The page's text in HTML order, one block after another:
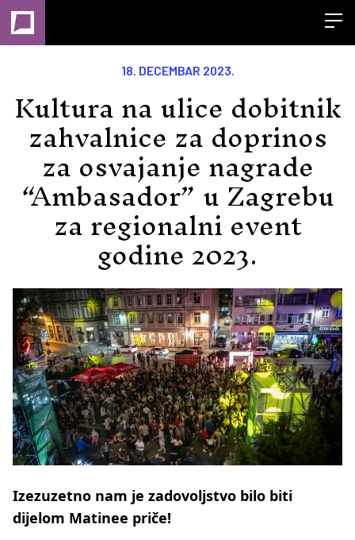
18. DECEMBAR 2023.
Kultura na ulice dobitnik
zahvalnice za doprinos
za osvajanje nagrade
“Ambasador” u Zagrebu
za regionalni event
godine 2023.
Izezuzetno nam je zadovoljstvo bilo biti
dijelom Matinee priče!